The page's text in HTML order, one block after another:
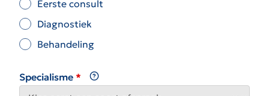
Eerste consult
Diagnostiek
Behandeling
Specialisme